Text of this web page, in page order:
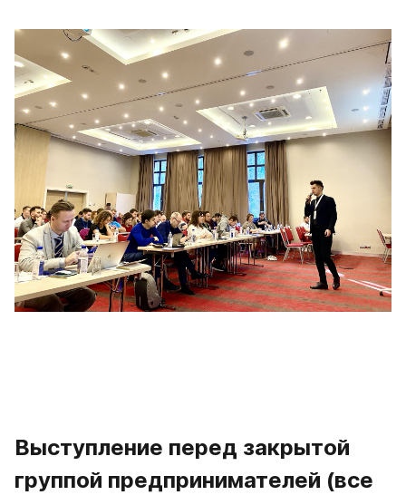
Выступление перед закрытой
группой предпринимателей (все